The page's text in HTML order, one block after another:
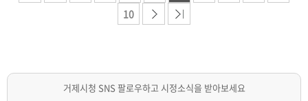
10
거제시청 SNS 팔로우하고 시정소식을 받아보세요